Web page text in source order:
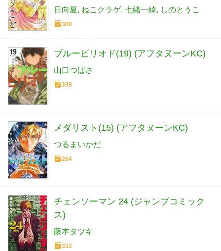
日向夏 ねこクラゲ 七緒一綺 しのとうこ
300
ブルーピリオド(19) (アフタヌーンKC)
山口つばさ
339
メダリスト(15) (アフタヌーンKC)
つるまいかだ
264
チェンソーマン 24 (ジャンプコミック
ス)
藤本タツキ
332